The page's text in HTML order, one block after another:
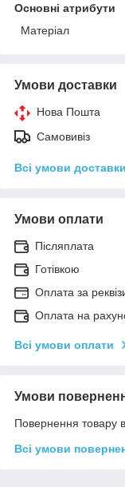
Основні атрибути
Матеріал
Умови доставки
Нова Пошта
Самовивіз
Всі умови доставки
Умови оплати
Післяплата
Готівкою
Оплата за
Оплата на
Всі умови оплати
Умови
Повернення товару
Всі умови